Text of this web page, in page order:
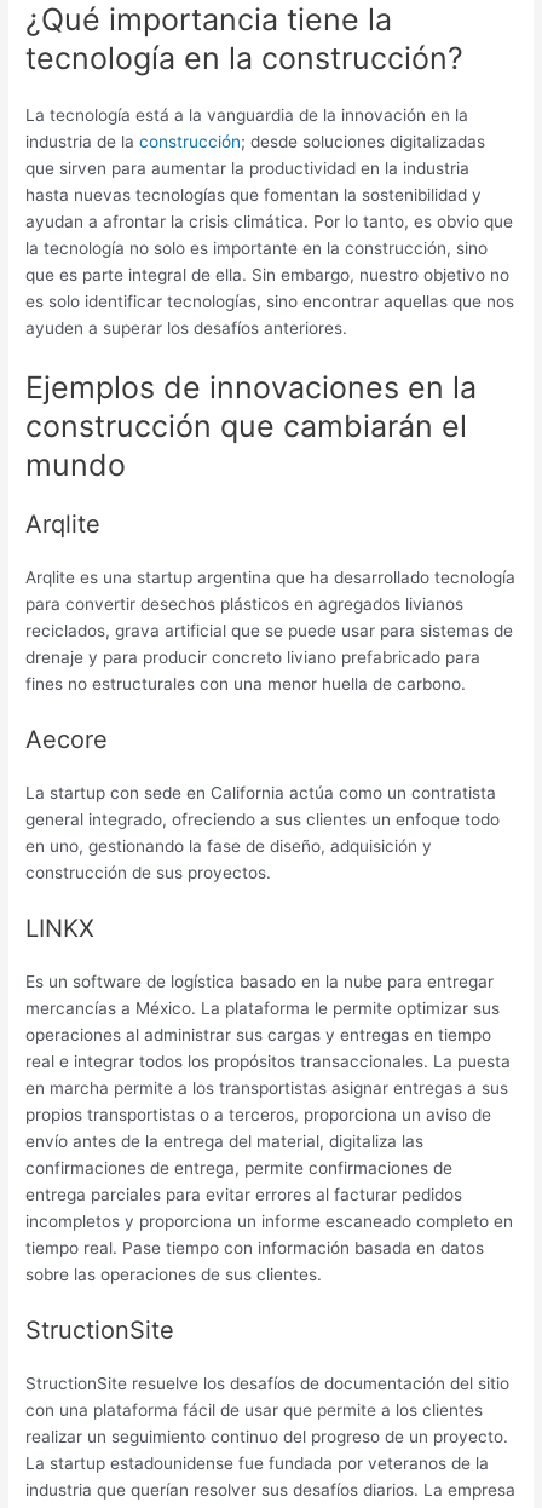
¿Qué importancia tiene la
tecnología en la construcción?
La tecnología está a la vanguardia de la innovación en la
industria de laconstrucción; desde soluciones digitalizadas
que sirven para aumentar la productividad en la industria
hasta nuevas tecnologías que fomentan la sostenibilidad y
ayudan a afrontar la crisis climática. Por lo tanto, es obvio que
la tecnología no solo es importante en la construcción, sino
que es parte integral de ella. Sin embargo, nuestro objetivo no
es solo identificar tecnologías, sino encontrar aquellas que nos
ayuden a superar los desafíos anteriores.
Ejemplos de innovaciones en la
construcción que cambiarán el
mundo
Arqlite
Arqlite es una startup argentina que ha desarrollado tecnología
para convertir desechos plásticos en agregados livianos
reciclados, grava artificial que se puede usar para sistemas de
drenaje y para producir concreto liviano prefabricado para
fines no estructurales con una menor huella de carbono.
Aecore
La startup con sede en California actúa como un contratista
general integrado, ofreciendo a sus clientes un enfoque todo
en uno, gestionando la fase de diseño, adquisición y
construcción de sus proyectos.
LINKX
Es un software de logística basado en la nube para entregar
mercancías a México. La plataforma le permite optimizar sus
operaciones al administrar sus cargas y entregas en tiempo
real e integrar todos los propósitos transaccionales. La puesta
en marcha permite a los transportistas asignar entregas a sus
propios transportistas o a terceros, proporciona un aviso de
envío antes de la entrega del material, digitaliza las
confirmaciones de entrega, permite confirmaciones de
entrega parciales para evitar errores al facturar pedidos
incompletos y proporciona un informe escaneado completo en
tiempo real. Pase tiempo con información basada en datos
sobre las operaciones de sus clientes.
StructionSite
StructionSite resuelve los desafíos de documentación del sitio
con una plataforma fácil de usar que permite a los clientes
realizar un seguimiento continuo del progreso de un proyecto.
La startup estadounidense fue fundada por veteranos de la
industria que querían resolver sus desafíos diarios. La empresa